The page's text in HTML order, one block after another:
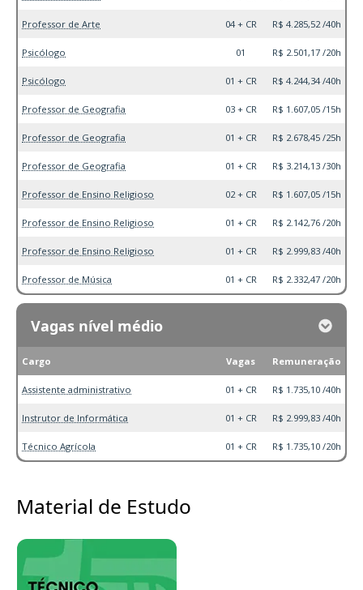
Professor de Arte 04 + CR R$ 4.285,52 /40h
Psicólogo 01 R$ 2.501,17 /20h
Psicólogo 01 + CR R$ 4.244,34 /40h
Professor de Geografia 03 + CR R$ 1.607,05 /15h
Professor de Geografia 01 + CR R$ 2.678,45 /25h
Professor de Geografia 01 + CR R$ 3.214,13 /30h
Professor de Ensino Religioso 02 + CR R$ 1.607,05 /15h
Professor de Ensino Religioso 01 + CR R$ 2.142,76 /20h
Professor de Ensino Religioso 01 + CR R$ 2.999,83 /40h
Professor de Música 01 + CR R$ 2.332,47 /20h
Vagas nível médio
Cargo Vagas Remuneração
Assistente administrativo 01 + CR R$ 1.735,10 /40h
Instrutor de Informática 01 + CR R$ 2.999,83 /40h
Técnico Agrícola 01 + CR R$ 1.735,10 /20h
Material de Estudo